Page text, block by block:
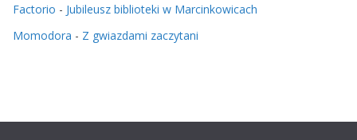
Factorio - Jubileusz biblioteki w Marcinkowicach
Momodora - Z gwiazdami zaczytani